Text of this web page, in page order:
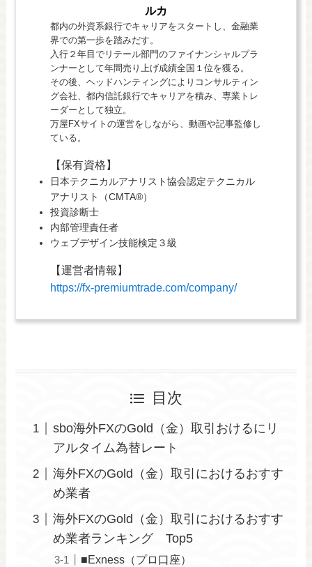
ルカ
都内の外資系銀行でキャリアをスタートし、金融業
界での第一歩を踏みだす。
入行２年目でリテール部門のファイナンシャルプラ
ンナーとして年間売り上げ成績全国１位を獲る。
その後、ヘッドハンティングによりコンサルティン
グ会社、都内信託銀行でキャリアを積み、専業トレ
ーダーとして独立。
万屋FXサイトの運営をしながら、動画や記事監修し
ている。
【保有資格】
日本テクニカルアナリスト協会認定テクニカル
アナリスト（CMTA®）
投資診断士
内部管理責任者
ウェブデザイン技能検定３級
【運営者情報】
https://fx-premiumtrade.com/company/
目次
sbo海外FXのGold（金）取引おけるにリ
アルタイム為替レート
海外FXのGold（金）取引におけるおすす
め業者
海外FXのGold（金）取引におけるおすす
め業者ランキング Top5
■Exness（プロ口座）